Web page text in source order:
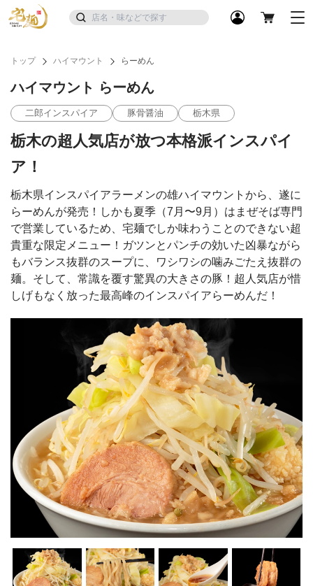
トップ ハイマウント らーめん
ハイマウント らーめん
二郎インスパイア 豚骨醤油 栃木県
栃木の超人気店が放つ本格派インスパイ
ア！
栃木県インスパイアラーメンの雄ハイマウントから、遂に
らーめんが発売！しかも夏季（7月〜9月）はまぜそば専門
で営業しているため、宅麺でしか味わうことのできない超
貴重な限定メニュー！ガツンとパンチの効いた凶暴ながら
もバランス抜群のスープに、ワシワシの噛みごたえ抜群の
麺。そして、常識を覆す驚異の大きさの豚！超人気店が惜
しげもなく放った最高峰のインスパイアらーめんだ！